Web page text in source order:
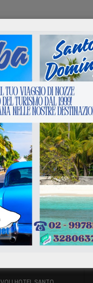
VOLI SANTO